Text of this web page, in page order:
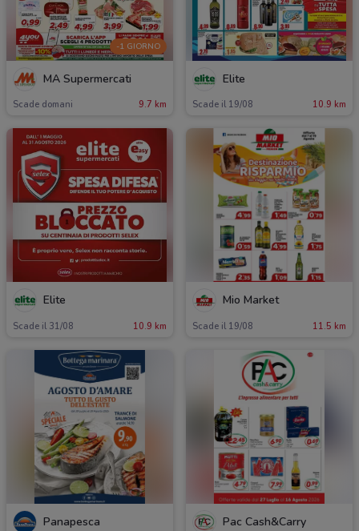
-1 GIORNO
MA Supermercati
Scade domani 9.7 km
Elite
Scade il 19/08 10.9 km
Elite
Scade il 31/08 10.9 km
Mio Market
Scade il 19/08 11.5 km
Panapesca Pac Cash&Carry